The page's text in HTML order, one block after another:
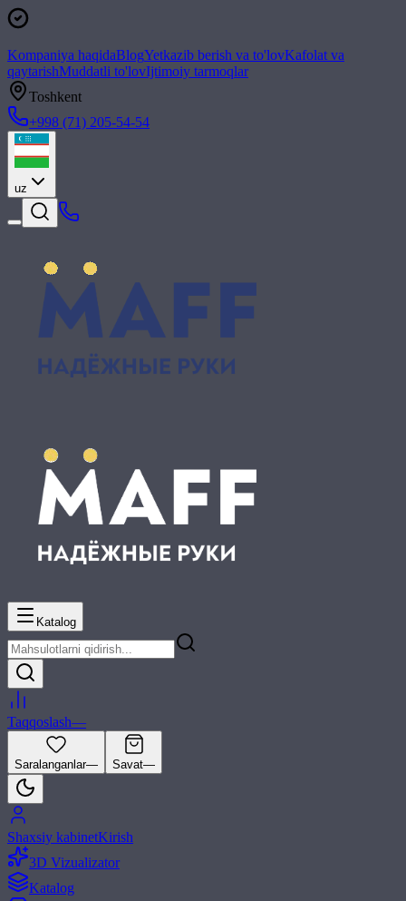
Kompaniya haqidaBlogYetkazib berish va to'lovKafolat va
qaytarishMuddatli to'lovIjtimoiy tarmoqlar
Toshkent
+998 (71) 205-54-54
uz
Katalog
Taqqoslash—
Saralanganlar— Savat—
Shaxsiy kabinetKirish
3D Vizualizator
Katalog